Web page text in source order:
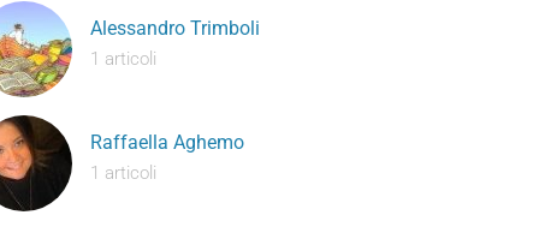
Alessandro Trimboli
1 articoli
Raffaella Aghemo
1 articoli